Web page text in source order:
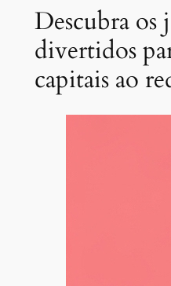
Descubra os
divertidos
capitais ao